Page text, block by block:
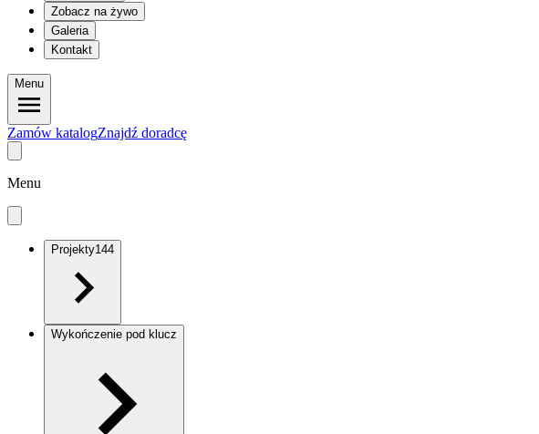
Zobacz na żywo
Galeria
Kontakt
Menu
Zamów katalogZnajdź doradcę
Menu
Projekty144
Wykończenie pod klucz